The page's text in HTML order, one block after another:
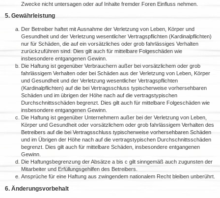
Zwecke nicht untersagen oder auf Inhalte fremder Foren Einfluss nehmen.
5. Gewährleistung
Der Betreiber haftet mit Ausnahme der Verletzung von Leben, Körper und
Gesundheit und der Verletzung wesentlicher Vertragspflichten (Kardinalpflichten)
nur für Schäden, die auf ein vorsätzliches oder grob fahrlässiges Verhalten
zurückzuführen sind. Dies gilt auch für mittelbare Folgeschäden wie
insbesondere entgangenen Gewinn.
Die Haftung ist gegenüber Verbrauchern außer bei vorsätzlichem oder grob
fahrlässigem Verhalten oder bei Schäden aus der Verletzung von Leben, Körper
und Gesundheit und der Verletzung wesentlicher Vertragspflichten
(Kardinalpflichten) auf die bei Vertragsschluss typischerweise vorhersehbaren
Schäden und im übrigen der Höhe nach auf die vertragstypischen
Durchschnittsschäden begrenzt. Dies gilt auch für mittelbare Folgeschäden wie
insbesondere entgangenen Gewinn.
Die Haftung ist gegenüber Unternehmern außer bei der Verletzung von Leben,
Körper und Gesundheit oder vorsätzlichem oder grob fahrlässigem Verhalten des
Betreibers auf die bei Vertragsschluss typischerweise vorhersehbaren Schäden
und im Übrigen der Höhe nach auf die vertragstypischen Durchschnittsschäden
begrenzt. Dies gilt auch für mittelbare Schäden, insbesondere entgangenen
Gewinn.
Die Haftungsbegrenzung der Absätze a bis c gilt sinngemäß auch zugunsten der
Mitarbeiter und Erfüllungsgehilfen des Betreibers.
Ansprüche für eine Haftung aus zwingendem nationalem Recht bleiben unberührt.
6. Änderungsvorbehalt